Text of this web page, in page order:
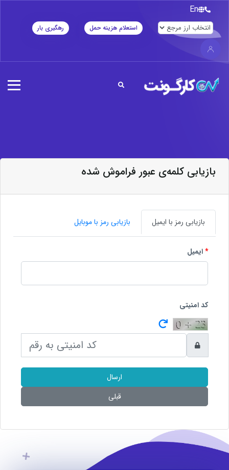
En
استعلام هزینه حمل رهگیری بار
بازیابی کلمه‌ی عبور فراموش شده
بازیابی رمز با ایمیل بازیابی رمز با موبایل
*ایمیل
کد امنیتی
ارسال
قبلی